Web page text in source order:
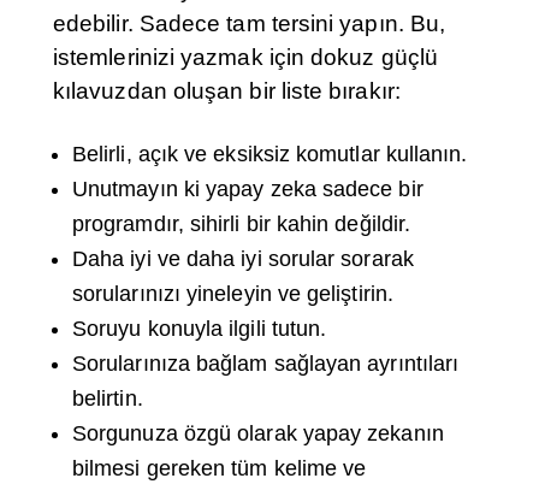
edebilir. Sadece tam tersini yapın. Bu,
istemlerinizi yazmak için dokuz güçlü
kılavuzdan oluşan bir liste bırakır:
Belirli, açık ve eksiksiz komutlar kullanın.
Unutmayın ki yapay zeka sadece bir
programdır, sihirli bir kahin değildir.
Daha iyi ve daha iyi sorular sorarak
sorularınızı yineleyin ve geliştirin.
Soruyu konuyla ilgili tutun.
Sorularınıza bağlam sağlayan ayrıntıları
belirtin.
Sorgunuza özgü olarak yapay zekanın
bilmesi gereken tüm kelime ve